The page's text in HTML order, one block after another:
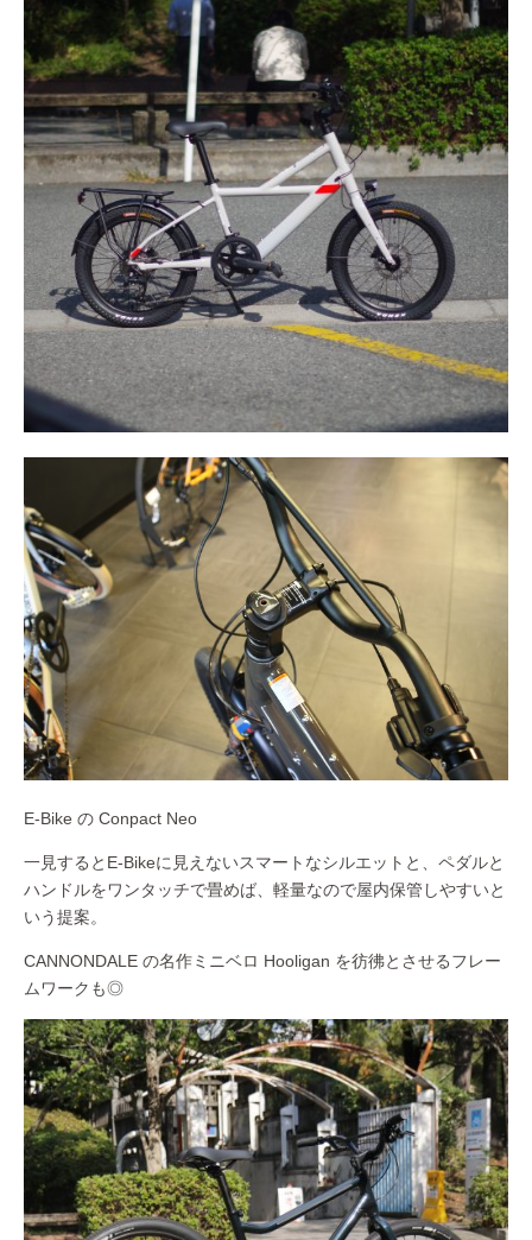
E-Bike の Conpact Neo
一見するとE-Bikeに見えないスマートなシルエットと、ペダルと
ハンドルをワンタッチで畳めば、軽量なので屋内保管しやすいと
いう提案。
CANNONDALE の名作ミニベロ Hooligan を彷彿とさせるフレー
ムワークも◎